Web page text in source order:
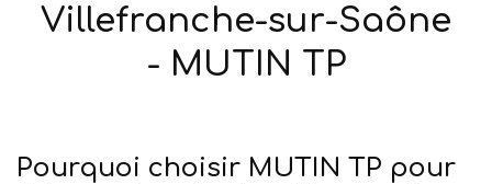
Villefranche-sur-Saône
- MUTIN TP
Pourquoi choisir MUTIN TP pour